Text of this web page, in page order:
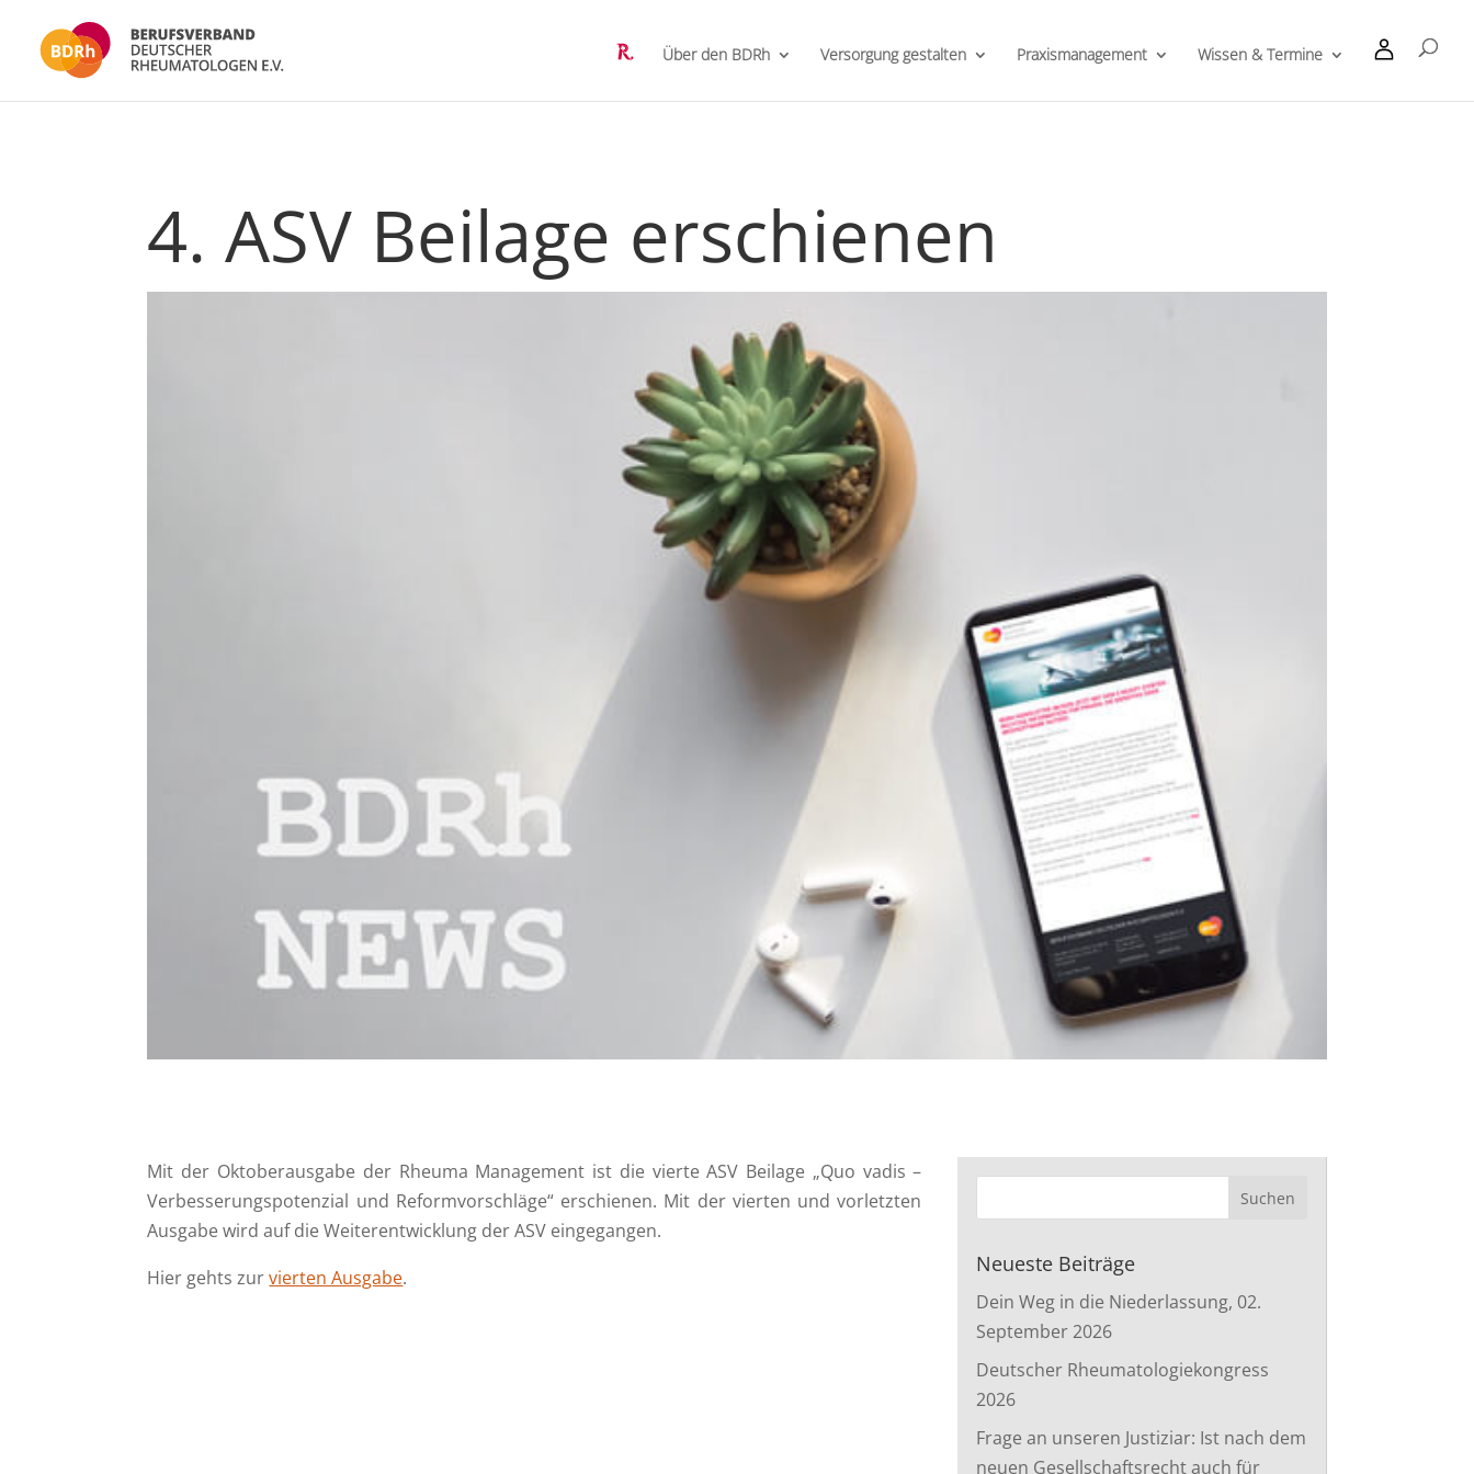
Über den BDRh Versorgung gestalten Praxismanagement Wissen & Termine
4. ASV Beilage erschienen
Mit der Oktoberausgabe der Rheuma Management ist die vierte ASV Beilage „Quo vadis –
Verbesserungspotenzial und Reformvorschläge“ erschienen. Mit der vierten und vorletzten
Ausgabe wird auf dieWeiterentwicklung derASV eingegangen.
Hier gehts zurvierten Ausgabe.
Neueste Beiträge
Dein Weg in die Niederlassung, 02.
September 2026
Deutscher Rheumatologiekongress
2026
Frage an unseren Justiziar: Ist nach dem
neuen Gesellschaftsrecht auch für